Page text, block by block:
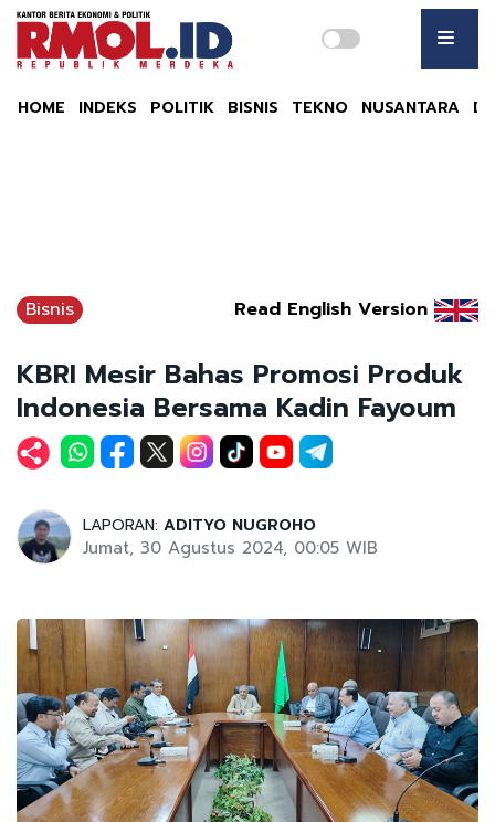
HOME INDEKS POLITIK BISNIS TEKNO NUSANTARA
Bisnis Read English Version
KBRI Mesir Bahas Promosi Produk
Indonesia Bersama Kadin Fayoum
LAPORAN: ADITYO NUGROHO
Jumat, 30 Agustus 2024, 00:05 WIB